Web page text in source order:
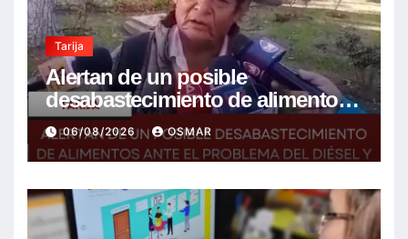
Tarija
Alertan de un posible
desabastecimiento de alimentos
ante el problema del diésel y el
encarecimiento de insumos
agrícolas
06/08/2026 OSMAR